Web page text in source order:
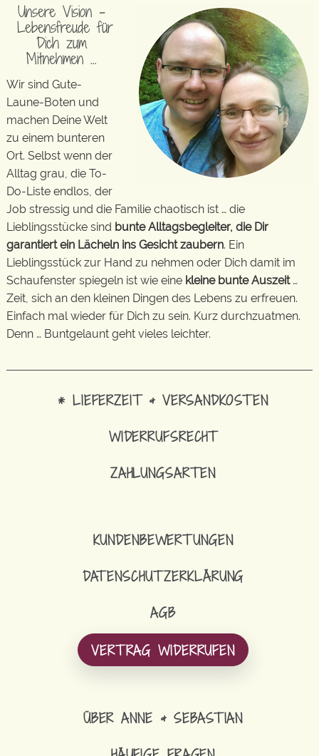
Unsere Vision –
Lebensfreude für
Dich zum
Mitnehmen …
Wir sind Gute-
Laune-Boten und
machen Deine Welt
zu einem bunteren
Ort. Selbst wenn der
Alltag grau, die To-
Do-Liste endlos, der
Job stressig und die Familie chaotisch ist … die
Lieblingsstücke sind bunte Alltagsbegleiter, die Dir
garantiert ein Lächeln ins Gesicht zaubern. Ein
Lieblingsstück zur Hand zu nehmen oder Dich damit im
Schaufenster spiegeln ist wie eine kleine bunte Auszeit…
Zeit, sich an den kleinen Dingen des Lebens zu erfreuen.
Einfach mal wieder für Dich zu sein. Kurz durchzuatmen.
Denn … Buntgelaunt geht vieles leichter.
* LIEFERZEIT & VERSANDKOSTEN
WIDERRUFSRECHT
ZAHLUNGSARTEN
KUNDENBEWERTUNGEN
DATENSCHUTZERKLÄRUNG
AGB
VERTRAG WIDERRUFEN
ÜBER ANNE & SEBASTIAN